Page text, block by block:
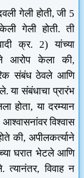
गेली होती, जी 5
गेली होती. ती
क्र. 2) यांच्या
आरोप केला की,
संबंध ठेवले आणि
या संबंधाचा प्रारंभ
होता, या दरम्यान
विश्वास
की, अपीलकर्त्याने
घरात भेटले आणि
त्यानंतर, विवाह न